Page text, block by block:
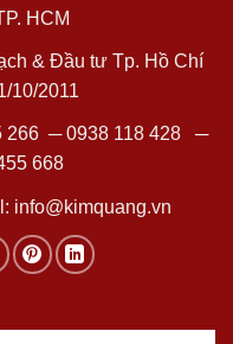
HCM
& Đầu tư Tp. Hồ Chí
10/2011
266─0938 118 428─
668
info@kimquang.vn